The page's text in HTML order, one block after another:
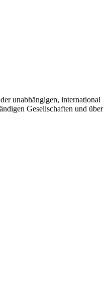
unabhängigen, international
Gesellschaften und über